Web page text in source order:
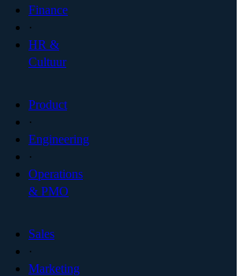
Finance
·
HR &
Cultuur
Product
·
Engineering
·
Operations
& PMO
Sales
·
Marketing